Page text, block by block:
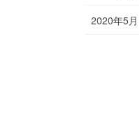
2020年5月